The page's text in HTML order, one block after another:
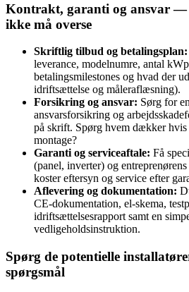
Kontrakt, garanti og ansvar —
ikke må overse
Skriftlig tilbud og betalingsplan:
leverance, modelnumre, antal
betalingsmilestones og hvad der
idriftsættelse og måleraflæsning).
Forsikring og ansvar: Sørg for
ansvarsforsikring og
på skrift. Spørg hvem dækker hvis
montage?
Garanti og serviceaftale: Få
(panel, inverter) og
koster eftersyn og service efter
Aflevering og dokumentation:
CE‑dokumentation, el‑skema,
idriftsættelsesrapport samt en
vedligeholdsinstruktion.
Spørg de potentielle
spørgsmål